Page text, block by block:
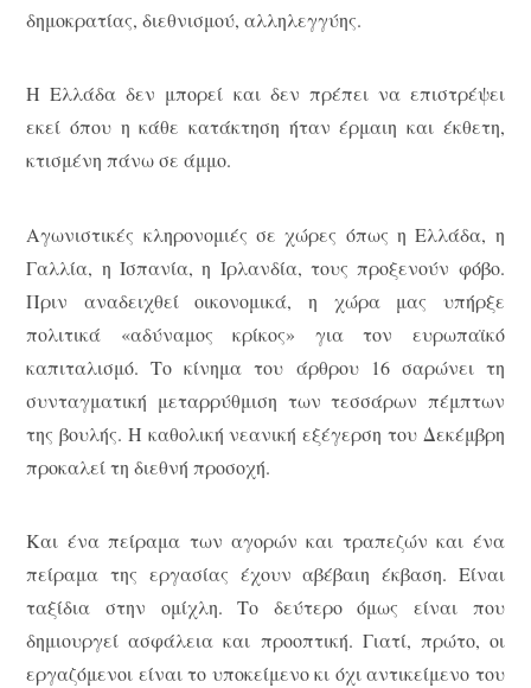
δημοκρατίας, διεθνισμού, αλληλεγγύης.
Η Ελλάδα δεν μπορεί και δεν πρέπει να επιστρέψει
εκεί όπου η κάθε κατάκτηση ήταν έρμαιη και έκθετη,
κτισμένη πάνω σε άμμο.
Αγωνιστικές κληρονομιές σε χώρες όπως η Ελλάδα, η
Γαλλία, η Ισπανία, η Ιρλανδία, τους προξενούν φόβο.
Πριν αναδειχθεί οικονομικά, η χώρα μας υπήρξε
πολιτικά «αδύναμος κρίκος» για τον ευρωπαϊκό
καπιταλισμό. Το κίνημα του άρθρου 16 σαρώνει τη
συνταγματική μεταρρύθμιση των τεσσάρων πέμπτων
της βουλής. Η καθολική νεανική εξέγερση του Δεκέμβρη
προκαλεί τη διεθνή προσοχή.
Και ένα πείραμα των αγορών και τραπεζών και ένα
πείραμα της εργασίας έχουν αβέβαιη έκβαση. Είναι
ταξίδια στην ομίχλη. Το δεύτερο όμως είναι που
δημιουργεί ασφάλεια και προοπτική. Γιατί, πρώτο, οι
εργαζόμενοι είναι το υποκείμενο κι όχι αντικείμενο του